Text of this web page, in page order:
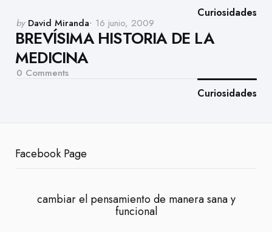
Curiosidades
Posted
by
by David Miranda 16 junio, 2009
BREVÍSIMA HISTORIA DE LA
MEDICINA
0 Comments
Curiosidades
Facebook Page
cambiar el pensamiento de manera sana y
funcional